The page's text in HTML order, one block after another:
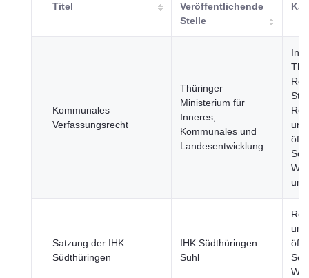
Titel
Veröffentlichende
Stelle
Kommunales
Verfassungsrecht
Thüringer
Ministerium für
Inneres,
Kommunales und
Landesentwicklung
und
Satzung der IHK
Südthüringen
IHK Südthüringen
Suhl
und